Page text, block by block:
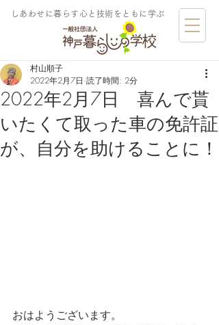
しあわせに暮らす​心と技術をともに学ぶ
2022年2月7日 喜んで貰
いたくて取った車の免許証
が、自分を助けることに！
村山順子
2022年2月7日 読了時間: 2分
おはようございます。